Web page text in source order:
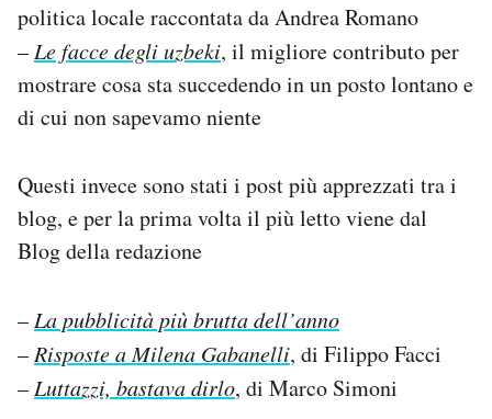
politica locale raccontata da Andrea Romano
– Le facce degli uzbeki, il migliore contributo per
mostrare cosa sta succedendo in un posto lontano e
di cui non sapevamo niente
Questi invece sono stati i post più apprezzati tra i
blog, e per la prima volta il più letto viene dal
Blog della redazione
– La pubblicità più brutta dell’anno
– Risposte a Milena Gabanelli, di Filippo Facci
– Luttazzi, bastava dirlo, di Marco Simoni